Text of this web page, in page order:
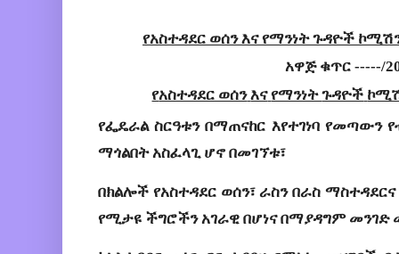
የአስተዳደር ወሰን እና የማንነት ጉዳዮች
አዋጅ ቁጥር -----/
የአስተዳደር ወሰን እና የማንነት ጉዳዮች
የፌዴራል ስርዓቱን በማጠናከር እየተገነባ የመጣውን
ማጎልበት አስፈላጊ ሆኖ በመገኘቱ፣
በክልሎች የአስተዳደር ወሰን፣ ራስን በራስ ማስተዳደር
የሚታዩ ችግሮችን አገራዊ በሆነና በማያዳግም